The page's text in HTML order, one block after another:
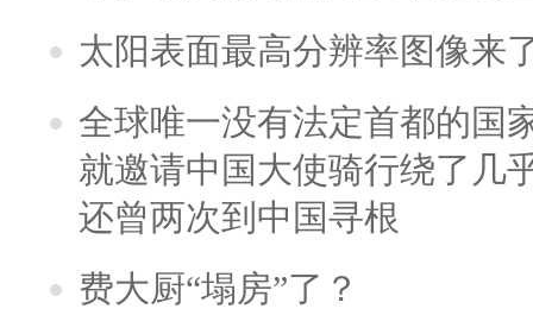
太阳表面最高分辨率图像来
全球唯一没有法定首都的国
就邀请中国大使骑行绕了几
还曾两次到中国寻根
费大厨“塌房”了？